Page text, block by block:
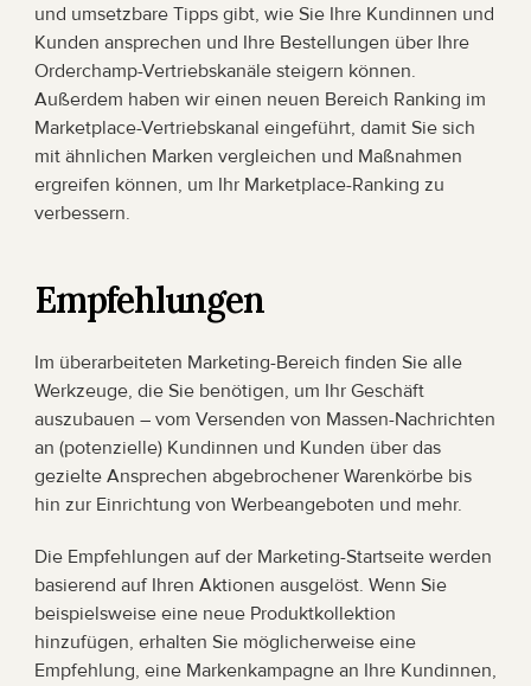
und umsetzbare Tipps gibt, wie Sie Ihre Kundinnen und
Kunden ansprechen und Ihre Bestellungen über Ihre
Orderchamp-Vertriebskanäle steigern können.
Außerdem haben wir einen neuen Bereich Ranking im
Marketplace-Vertriebskanal eingeführt, damit Sie sich
mit ähnlichen Marken vergleichen und Maßnahmen
ergreifen können, um Ihr Marketplace-Ranking zu
verbessern.
Empfehlungen
Im überarbeiteten Marketing-Bereich finden Sie alle
Werkzeuge, die Sie benötigen, um Ihr Geschäft
auszubauen – vom Versenden von Massen-Nachrichten
an (potenzielle) Kundinnen und Kunden über das
gezielte Ansprechen abgebrochener Warenkörbe bis
hin zur Einrichtung von Werbeangeboten und mehr.
Die Empfehlungen auf der Marketing-Startseite werden
basierend auf Ihren Aktionen ausgelöst. Wenn Sie
beispielsweise eine neue Produktkollektion
hinzufügen, erhalten Sie möglicherweise eine
Empfehlung, eine Markenkampagne an Ihre Kundinnen,